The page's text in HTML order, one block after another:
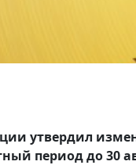
утвердил
период до 30